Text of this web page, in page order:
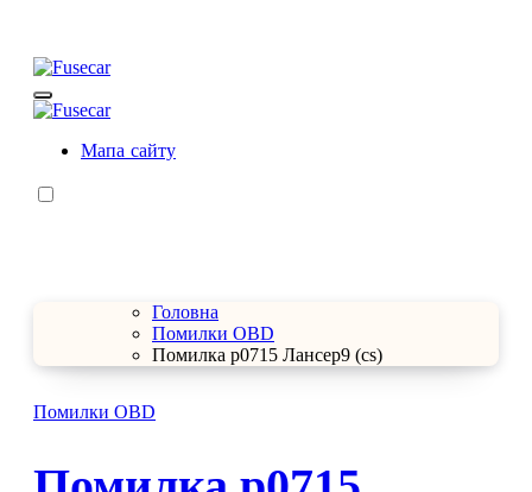
контенту
Fusecar
Розшифровка запобіжників та реле
Розшифровка запобіжників та реле
Мапа сайту
Головна
Помилки OBD
Помилка p0715 Лансер9 (cs)
Помилки OBD